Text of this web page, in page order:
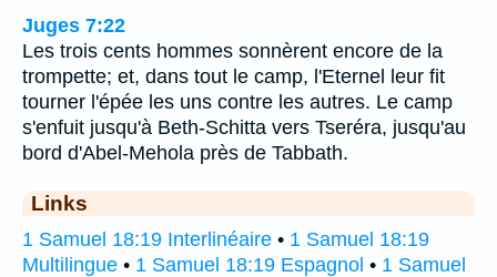
Juges 7:22
Les trois cents hommes sonnèrent encore de la
trompette; et, dans tout le camp, l'Eternel leur fit
tourner l'épée les uns contre les autres. Le camp
s'enfuit jusqu'à Beth-Schitta vers Tseréra, jusqu'au
bord d'Abel-Mehola près de Tabbath.
Links
1 Samuel 18:19 Interlinéaire • 1 Samuel 18:19
Multilingue • 1 Samuel 18:19 Espagnol • 1 Samuel